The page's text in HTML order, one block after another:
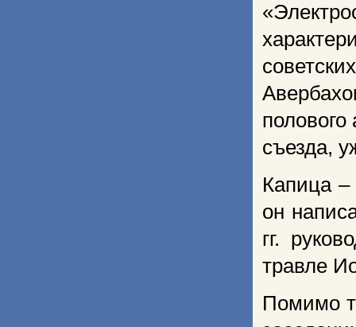
съезда,
Капица
он
гг.
травле
Помимо